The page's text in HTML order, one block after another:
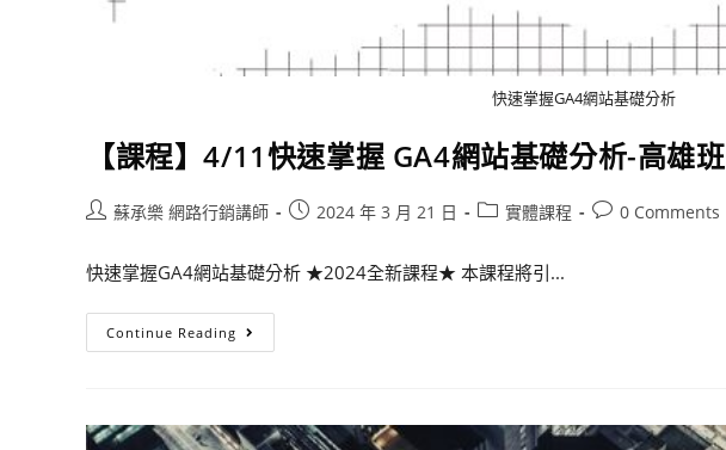
快速掌握GA4網站基礎分析
【課程】4/11快速掌握 GA4網站基礎分析-高雄班
蘇承樂 網路行銷講師 2024 年 3 月 21 日 實體課程 0 Comments
快速掌握GA4網站基礎分析 ★2024全新課程★ 本課程將引...
Continue Reading